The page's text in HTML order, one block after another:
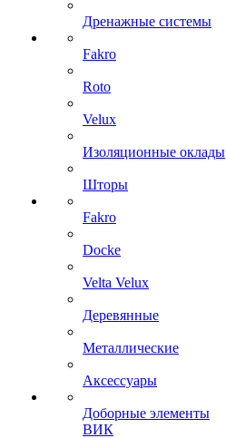
Дренажные системы
Fakro
Roto
Velux
Изоляционные оклады
Шторы
Fakro
Docke
Velta Velux
Деревянные
Металлические
Аксессуары
Доборные элементы
ВИК